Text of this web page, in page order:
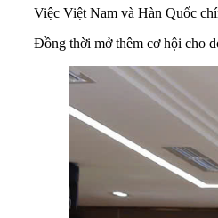
Việc Việt Nam và Hàn Quốc
Đồng thời mở thêm cơ hội cho